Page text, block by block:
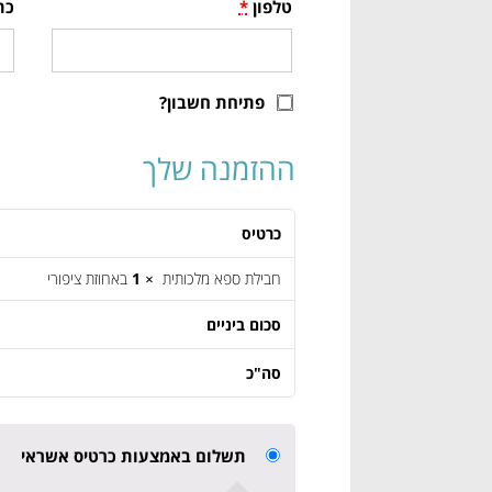
טלפון*
פתיחת חשבון?
ההזמנה שלך
כרטיס
חבילת ספא מלכותית × 1 באחוזת ציפורי
סכום ביניים
סה"כ
תשלום באמצעות כרטיס אשראי